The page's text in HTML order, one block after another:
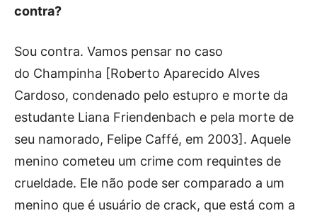
contra?
Sou contra. Vamos pensar no caso
do Champinha [Roberto Aparecido Alves
Cardoso, condenado pelo estupro e morte da
estudante Liana Friendenbach e pela morte de
seu namorado, Felipe Caffé, em 2003]. Aquele
menino cometeu um crime com requintes de
crueldade. Ele não pode ser comparado a um
menino que é usuário de crack, que está com a